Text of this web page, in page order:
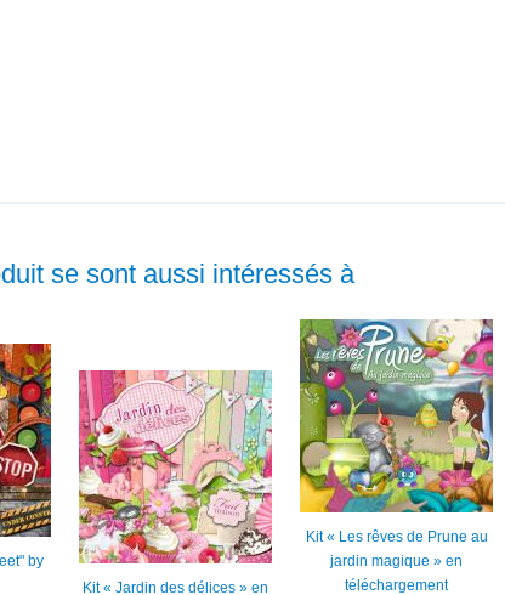
se sont aussi intéressés à
by
Kit « Jardin des délices » en
Kit « Les rêves de Prune au
jardin magique » en
téléchargement